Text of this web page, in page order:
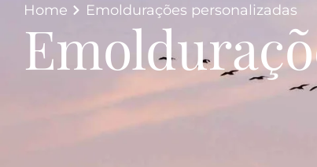
Home Emoldurações personalizadas